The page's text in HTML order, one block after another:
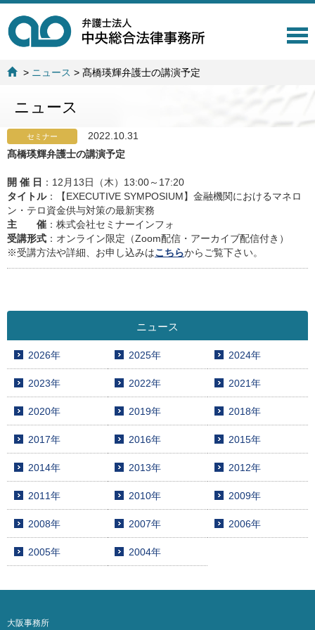
T
t
> ニュース >髙橋瑛輝弁護士の講演予定
ニュース
セミナー
2022.10.31
髙橋瑛輝弁護士の講演予定
開 催 日 ：12月13日（木）13:00～17:20
タイトル：【EXECUTIVE SYMPOSIUM】金融機関におけるマネロ
ン・テロ資金供与対策の最新実務
主 催 ：株式会社セミナーインフォ
受講形式 ：オンライン限定（Zoom配信・アーカイブ配信付き）
※受講方法や詳細、お申し込みはこちらからご覧下さい。
ニュース
2026年 2025年 2024年
2023年 2022年 2021年
2020年 2019年 2018年
2017年 2016年 2015年
2014年 2013年 2012年
2011年 2010年 2009年
2008年 2007年 2006年
2005年 2004年
大阪事務所